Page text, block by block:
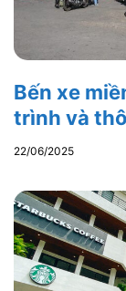
Bến xe
trình và
22/06/2025